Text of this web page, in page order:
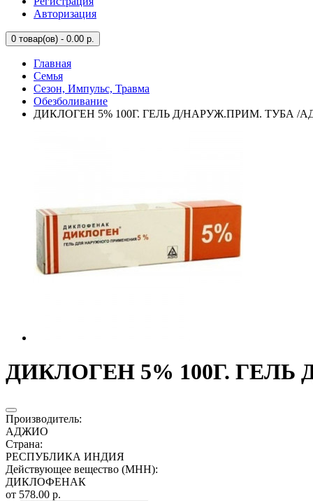
Авторизация
0 товар(ов) - 0.00 р.
Главная
Семья
Сезон, Импульс, Травма
Обезболивание
ДИКЛОГЕН 5% 100Г. ГЕЛЬ Д/НАРУЖ.ПРИМ. ТУБА /
ДИКЛОГЕН 5% 100Г.
Производитель:
АДЖИО
Страна:
РЕСПУБЛИКА ИНДИЯ
Действующее вещество (МНН):
ДИКЛОФЕНАК
от 578.00 р.